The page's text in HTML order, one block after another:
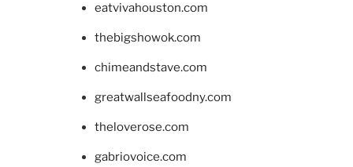
eatvivahouston.com
thebigshowok.com
chimeandstave.com
greatwallseafoodny.com
theloverose.com
gabriovoice.com